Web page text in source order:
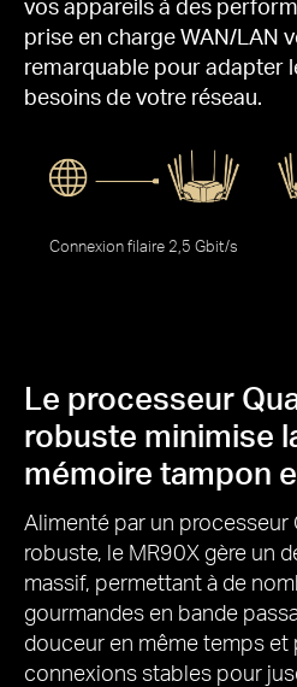
prise en charge WAN/LAN
remarquable pour adapter
besoins de votre réseau.
Connexion filaire 2,5 Gbit/s
Le processeur
robuste minimise
mémoire tampon
Alimenté par un processeur
robuste, le MR90X gère un
massif, permettant à de
gourmandes en bande
douceur en même temps et
connexions stables pour